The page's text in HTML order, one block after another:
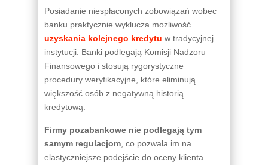
Posiadanie niespłaconych zobowiązań wobec
banku praktycznie wyklucza możliwość
uzyskania kolejnego kredytu w tradycyjnej
instytucji. Banki podlegają Komisji Nadzoru
Finansowego i stosują rygorystyczne
procedury weryfikacyjne, które eliminują
większość osób z negatywną historią
kredytową.
Firmy pozabankowe nie podlegają tym
samym regulacjom , co pozwala im na
elastyczniejsze podejście do oceny klienta.